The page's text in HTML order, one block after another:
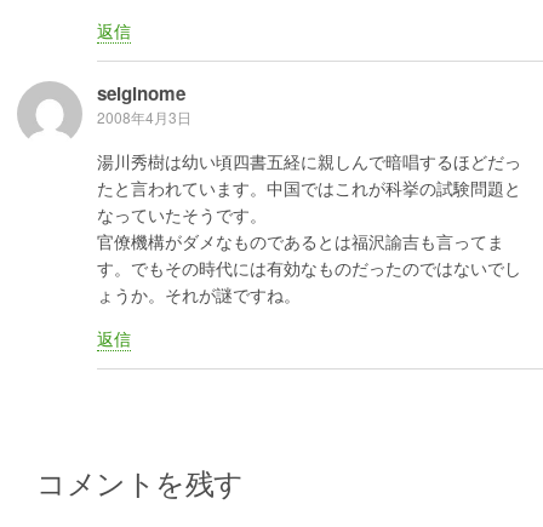
返信
seiginome
2008年4月3日
湯川秀樹は幼い頃四書五経に親しんで暗唱するほどだっ
たと言われています。中国ではこれが科挙の試験問題と
なっていたそうです。
官僚機構がダメなものであるとは福沢諭吉も言ってま
す。でもその時代には有効なものだったのではないでし
ょうか。それが謎ですね。
返信
コメントを残す